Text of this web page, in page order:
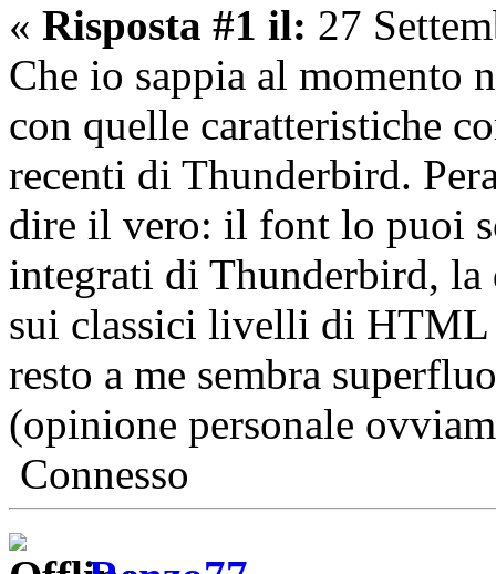
« Risposta #1 il: 27
Che io sappia al momento
con quelle caratteristiche
recenti di Thunderbird.
dire il vero: il font lo puoi
integrati di Thunderbird, la
sui classici livelli di HTML
resto a me sembra
(opinione personale
Connesso